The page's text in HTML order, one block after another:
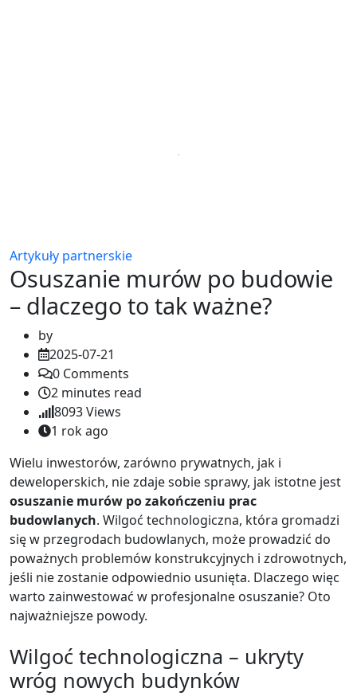
Artykuły partnerskie
Osuszanie murów po budowie
– dlaczego to tak ważne?
by
2025-07-21
0 Comments
2 minutes read
8093Views
1 rok ago
Wielu inwestorów, zarówno prywatnych, jak i
deweloperskich, nie zdaje sobie sprawy, jak istotne jest
osuszanie murów po zakończeniu prac
budowlanych. Wilgoć technologiczna, która gromadzi
się w przegrodach budowlanych, może prowadzić do
poważnych problemów konstrukcyjnych i zdrowotnych,
jeśli nie zostanie odpowiednio usunięta. Dlaczego więc
warto zainwestować w profesjonalne osuszanie? Oto
najważniejsze powody.
Wilgoć technologiczna – ukryty
wróg nowych budynków